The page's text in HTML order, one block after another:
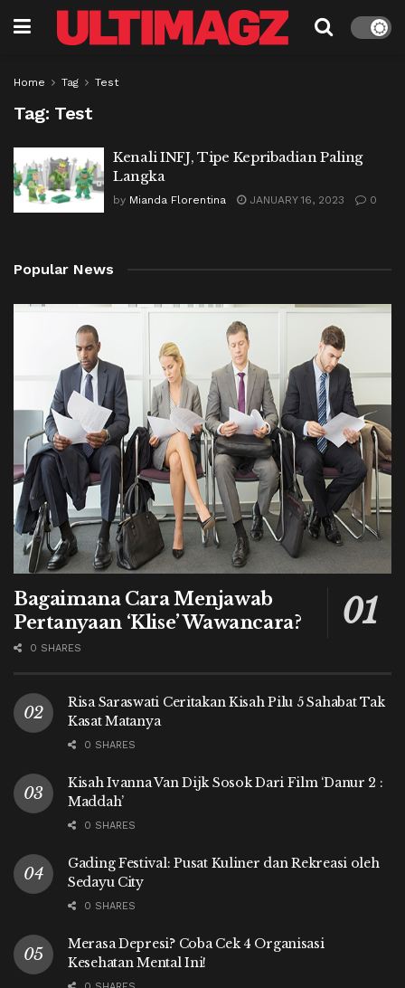
Home Tag Test
Tag: Test
Kenali INFJ, Tipe Kepribadian Paling
Langka
by Mianda Florentina JANUARY 16, 2023 0
Popular News
Bagaimana Cara Menjawab
Pertanyaan ‘Klise’ Wawancara?
0 SHARES
Risa Saraswati Ceritakan Kisah Pilu 5 Sahabat Tak
Kasat Matanya
0 SHARES
Kisah Ivanna Van Dijk Sosok Dari Film ‘Danur 2 :
Maddah’
0 SHARES
Gading Festival: Pusat Kuliner dan Rekreasi oleh
Sedayu City
0 SHARES
Merasa Depresi? Coba Cek 4 Organisasi
Kesehatan Mental Ini!